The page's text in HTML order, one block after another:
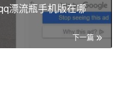
漂流瓶手机版在哪
下一篇